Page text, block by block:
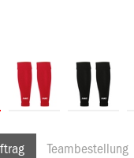
Teambestellung